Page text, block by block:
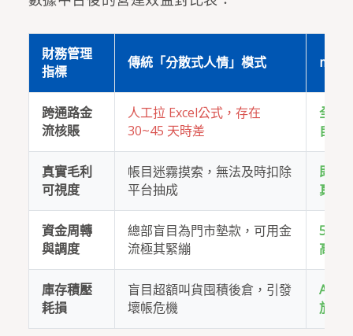
財務管理
指標
傳統「分散式人情」模式
跨通路金
流核賬
人工拉 Excel公式，存在
30~45 天時差
全自
自動
真實毛利
可視度
帳目迷霧摸索，無法及時扣除
平台抽成
即時
真實
資金周轉
與調度
總部盲目為門市墊款，可用金
流極其緊繃
5 分
高度
庫存積壓
耗損
盲目超額叫貨囤積後倉，引發
壞帳危機
AI 模
放卡